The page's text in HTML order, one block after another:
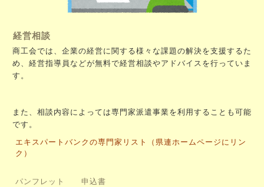
経営相談
商工会では、企業の経営に関する様々な課題の解決を支援するた
め、経営指導員などが無料で経営相談やアドバイスを行っていま
す。
また、相談内容によっては専門家派遣事業を利用することも可能
です。
エキスパートバンクの専門家リスト（県連ホームページにリン
ク）
パンフレット
申込書